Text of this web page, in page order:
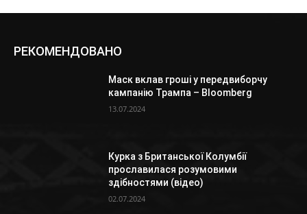
РЕКОМЕНДОВАНО
Маск вклав гроші у передвиборчу
кампанію Трампа – Bloomberg
13.07.2024
Курка з Британської Колумбії
прославилася розумовими
здібностями (відео)
02.07.2024